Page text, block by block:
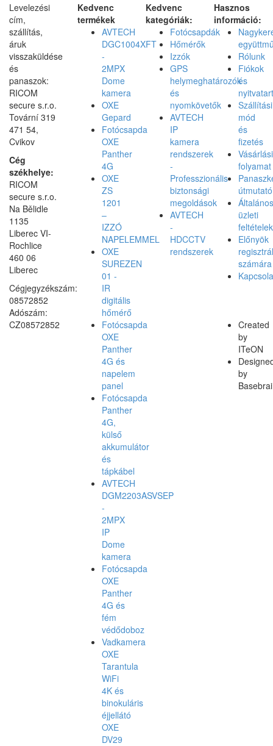
Levelezési
cím,
szállítás,
áruk
visszaküldése
és
panaszok:
RICOM
secure s.r.o.
Tovární 319
471 54,
Cvikov
Cég
székhelye:
RICOM
secure s.r.o.
Na Bělidle
1135
Liberec VI-
Rochlice
460 06
Liberec
Cégjegyzékszám:
08572852
Adószám:
CZ08572852
Kedvenc
termékek
AVTECH
DGC1004XFT
-
2MPX
Dome
kamera
OXE
Gepard
Fotócsapda
OXE
Panther
4G
OXE
ZS
1201
–
IZZÓ
NAPELEMMEL
OXE
SUREZEN
01 -
IR
digitális
hőmérő
Fotócsapda
OXE
Panther
4G és
napelem
panel
Fotócsapda
Panther
4G,
külső
akkumulátor
és
tápkábel
AVTECH
DGM2203ASVSEP
-
2MPX
IP
Dome
kamera
Fotócsapda
OXE
Panther
4G és
fém
védődoboz
Vadkamera
OXE
Tarantula
WiFi
4K és
binokuláris
éjjellátó
OXE
DV29
Kedvenc
kategóriák:
Fotócsapdák
Hőmérők
Izzók
GPS
helymeghatározók
és
nyomkövetők
AVTECH
IP
kamera
rendszerek
-
Professzionális
biztonsági
megoldások
AVTECH
-
HDCCTV
rendszerek
Hasznos
információ:
Rólunk
Fiókok
és
Szállítási
mód
és
fizetés
Vásárlási
folyamat
útmutató
Általános
üzleti
feltételek
Előnyök
számára
Created
by
ITeON
by